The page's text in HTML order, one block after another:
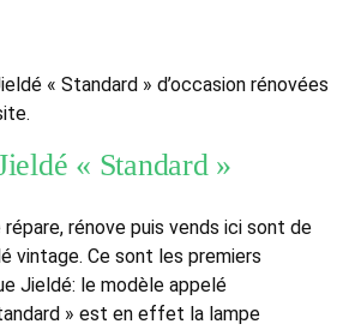
« Standard » d’occasion rénovées
« Standard »
répare, rénove puis vends ici sont de
vintage. Ce sont les premiers
Jieldé: le modèle appelé
» est en effet la lampe